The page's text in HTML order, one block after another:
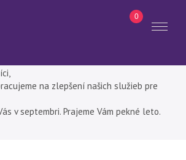
Toggle
0
na zlepšení našich služieb pre
v septembri. Prajeme Vám pekné leto.